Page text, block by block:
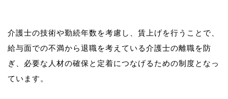
介護士の技術や勤続年数を考慮し、賃上げを行うことで、
給与面での不満から退職を考えている介護士の離職を防
ぎ、必要な人材の確保と定着につなげるための制度となっ
ています。